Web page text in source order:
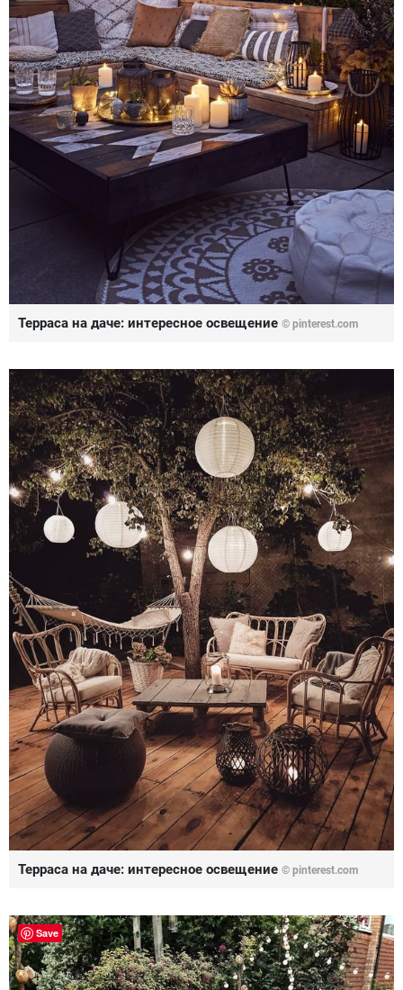
Терраса на даче: интересное освещение © pinterest.com
Терраса на даче: интересное освещение © pinterest.com
Save